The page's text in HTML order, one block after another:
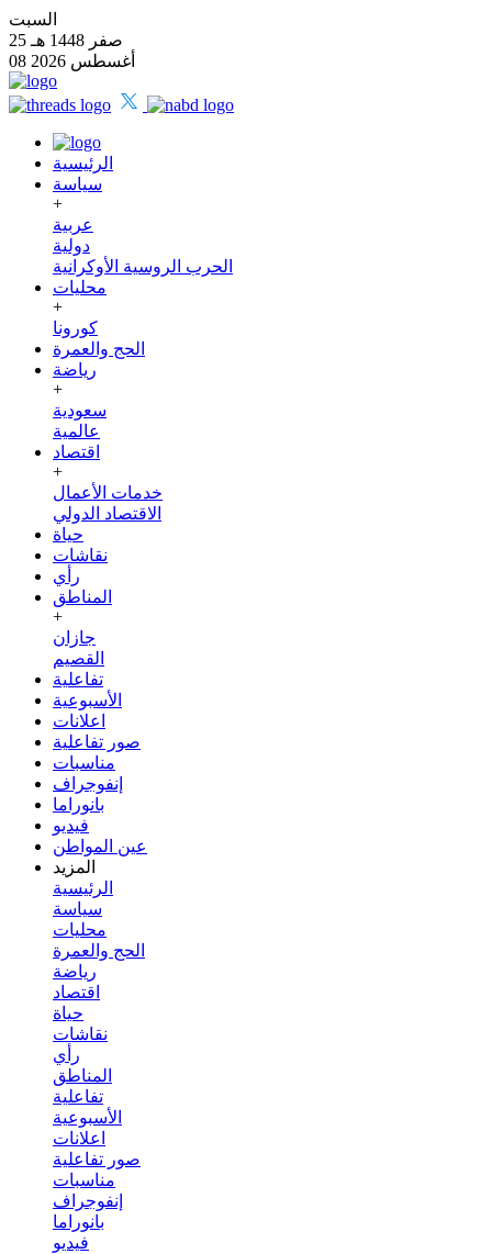
السبت
25 صفر 1448 هـ
08 أغسطس 2026
الرئيسية
سياسة
+
عربية
دولية
الحرب الروسية الأوكرانية
محليات
+
كورونا
الحج والعمرة
رياضة
+
سعودية
عالمية
اقتصاد
+
خدمات الأعمال
الاقتصاد الدولي
حياة
نقاشات
رأي
المناطق
+
جازان
القصيم
تفاعلية
الأسبوعية
اعلانات
صور تفاعلية
مناسبات
إنفوجراف
بانوراما
فيديو
عين المواطن
المزيد
الرئيسية
سياسة
محليات
الحج والعمرة
رياضة
اقتصاد
حياة
نقاشات
رأي
المناطق
تفاعلية
الأسبوعية
اعلانات
صور تفاعلية
مناسبات
إنفوجراف
بانوراما
فيديو